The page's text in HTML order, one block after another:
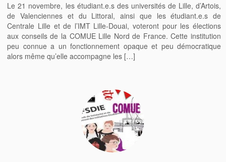
Le 21 novembre, les étudiant.e.s des universités de Lille, d’Artois,
de Valenciennes et du Littoral, ainsi que les étudiant.e.s de
Centrale Lille et de l’IMT Lille-Douai, voteront pour les élections
aux conseils de la COMUE Lille Nord de France. Cette institution
peu connue a un fonctionnement opaque et peu démocratique
alors même qu’elle accompagne les […]